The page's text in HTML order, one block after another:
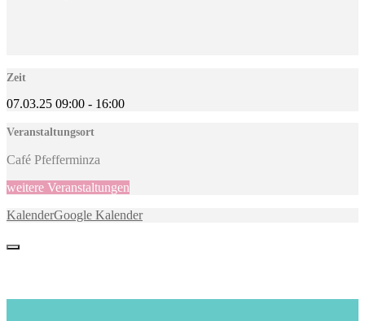
Zeit
07.03.25 09:00 - 16:00
Veranstaltungsort
Café Pfefferminza
weitere Veranstaltungen
KalenderGoogle Kalender